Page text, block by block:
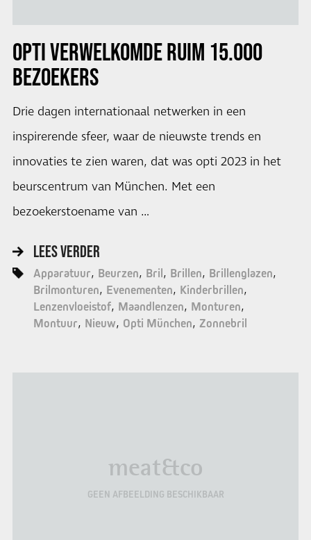
OPTIVERWELKOMDE RUIM 15.000
BEZOEKERS
Drie dagen internationaal netwerken in een
inspirerende sfeer, waar de nieuwste trends en
innovaties te zien waren, dat was opti 2023 in het
beurscentrum van München. Met een
bezoekerstoename van …
LEES VERDER
Apparatuur Beurzen Bril Brillen Brillenglazen
Brilmonturen Evenementen Kinderbrillen
Lenzenvloeistof Maandlenzen Monturen
Montuur Nieuw Opti München Zonnebril
meat&co
GEEN AFBEELDING BESCHIKBAAR